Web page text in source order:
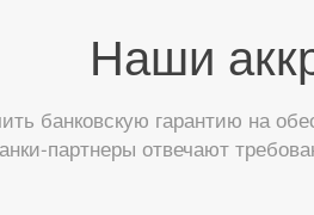
Наши
банковскую гарантию на
партнеры отвечают